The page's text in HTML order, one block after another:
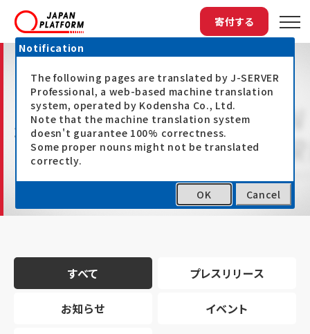
寄付する
最新情報
すべて プレスリリース
お知らせ イベント
Notification
The following pages are translated by J-SERVER
Professional, a web-based machine translation
system, operated by Kodensha Co., Ltd.
Note that the machine translation system
doesn't guarantee 100% correctness.
Some proper nouns might not be translated
correctly.
OK Cancel